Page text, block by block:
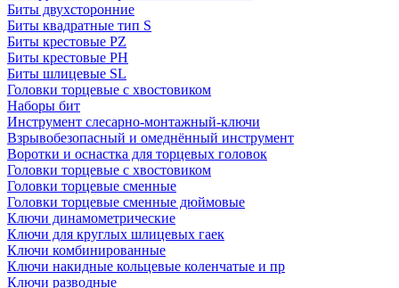
Биты двухсторонние
Биты квадратные тип S
Биты крестовые РZ
Биты крестовые РН
Биты шлицевые SL
Головки торцевые с хвостовиком
Наборы бит
Инструмент слесарно-монтажный-ключи
Взрывобезопасный и омеднённый инструмент
Воротки и оснаcтка для торцевых головок
Головки торцевые с хвостовиком
Головки торцевые сменные
Головки торцевые сменные дюймовые
Ключи динамометрические
Ключи для круглых шлицевых гаек
Ключи комбинированные
Ключи накидные кольцевые коленчатые и пр
Ключи разводные